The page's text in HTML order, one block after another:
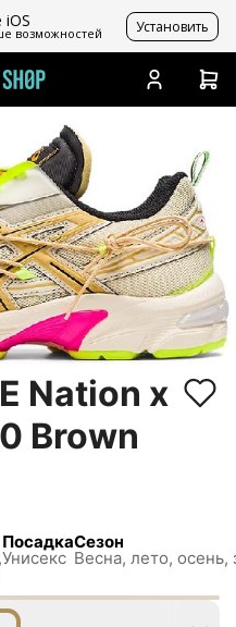
возможностей Установить
Nation x
Brown
Посадка
Унисекс
Сезон
Весна, лето, осень,